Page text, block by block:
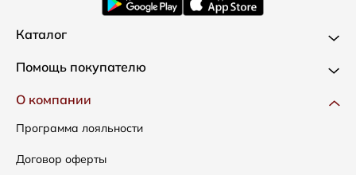
Каталог
Новинки
Одежда
Сумки
Аксессуары
Помощь покупателю
Доставка и оплата
Как оформить заказ
Условия возвратов
О компании
Программа лояльности
Договор оферты